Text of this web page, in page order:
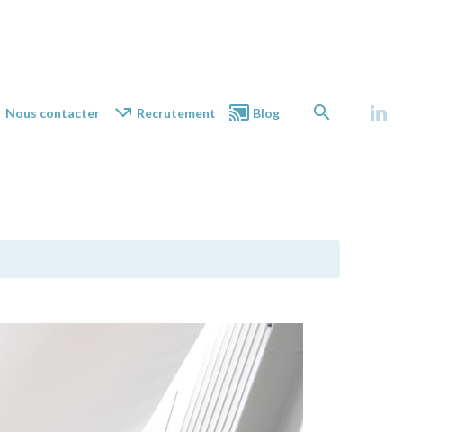
Nous contacter Recrutement Blog